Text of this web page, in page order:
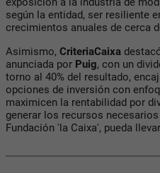
según la entidad, ser resiliente
crecimientos anuales de cerca
Asimismo, CriteriaCaixa
anunciada por Puig, con un
torno al 40% del resultado,
opciones de inversión con
maximicen la rentabilidad por
generar los recursos
Fundación 'la Caixa', pueda